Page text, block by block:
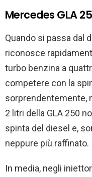
Mercedes GLA
Quando si passa dal
riconosce
turbo benzina a
competere con la
sorprendentemente,
2 litri della GLA 250
spinta del diesel e,
neppure più raffinato.
In media, negli